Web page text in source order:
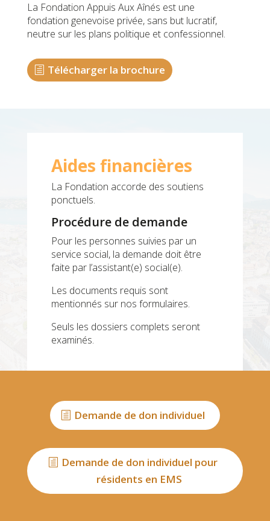
La Fondation Appuis Aux Aînés est une
fondation genevoise privée, sans but lucratif,
neutre sur les plans politique et confessionnel.
Télécharger la brochure
Aides financières
La Fondation accorde des soutiens
ponctuels.
Procédure de demande
Pour les personnes suivies par un
service social, la demande doit être
faite par l’assistant(e) social(e).
Les documents requis sont
mentionnés sur nos formulaires.
Seuls les dossiers complets seront
examinés.
Demande de don individuel
Demande de don individuel pour
résidents en EMS